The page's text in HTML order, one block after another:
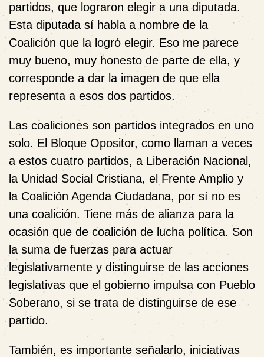
partidos, que lograron elegir a una diputada.
Esta diputada sí habla a nombre de la
Coalición que la logró elegir. Eso me parece
muy bueno, muy honesto de parte de ella, y
corresponde a dar la imagen de que ella
representa a esos dos partidos.
Las coaliciones son partidos integrados en uno
solo. El Bloque Opositor, como llaman a veces
a estos cuatro partidos, a Liberación Nacional,
la Unidad Social Cristiana, el Frente Amplio y
la Coalición Agenda Ciudadana, por sí no es
una coalición. Tiene más de alianza para la
ocasión que de coalición de lucha política. Son
la suma de fuerzas para actuar
legislativamente y distinguirse de las acciones
legislativas que el gobierno impulsa con Pueblo
Soberano, si se trata de distinguirse de ese
partido.
También, es importante señalarlo, iniciativas